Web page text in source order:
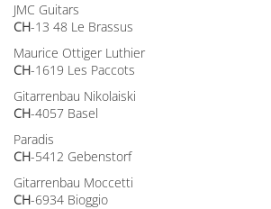
JMC Guitars
CH-13 48 Le Brassus
Maurice Ottiger Luthier
CH-1619 Les Paccots
Gitarrenbau Nikolaiski
CH-4057 Basel
Paradis
CH-5412 Gebenstorf
Gitarrenbau Moccetti
CH-6934 Bioggio